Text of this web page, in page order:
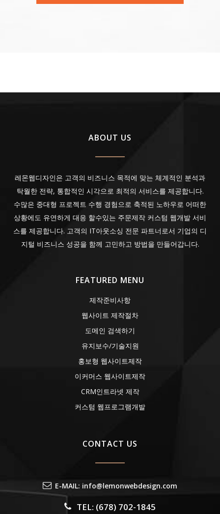
ABOUT US
레몬웹디자인은 고객의 비즈니스 목적에 맞는 체계적인 분석과
탁월한 전략, 통합적인 시각으로 최적의 서비스를 제공합니다.
수많은 중대형 프로젝트 수행 경험으로 축적된 노하우로 어떠한
상황에도 유연하게 대응 할수있는 주문제작 커스텀 웹개발 서비
스를 제공합니다. 고객의 IT아웃소싱 전문 파트너로서 기업의 디
지털 비즈니스 성공을 함께 고민하고 방법을 만들어갑니다.
FEATURED MENU
제작준비사항
웹사이트 제작절차
도메인 검색하기
유지보수/기술지원
홍보형 웹사이트제작
이커머스 웹사이트제작
CRM인트라넷 제작
커스텀 웹프로그램개발
CONTACT US
E-MAIL: info@lemonwebdesign.com
TEL: (678) 702-1845